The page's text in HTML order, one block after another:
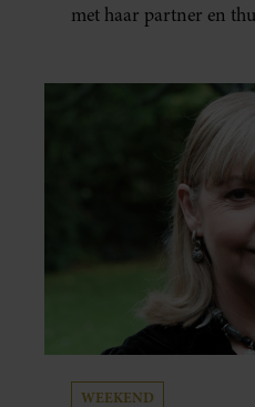
met haar partner en
vaker schaamt zodra
WEEKEND